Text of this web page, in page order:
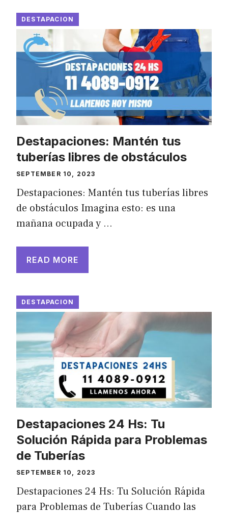
DESTAPACION
Destapaciones: Mantén tus
tuberías libres de obstáculos
SEPTEMBER 10, 2023
Destapaciones: Mantén tus tuberías libres
de obstáculos Imagina esto: es una
mañana ocupada y …
READ MORE
DESTAPACION
Destapaciones 24 Hs: Tu
Solución Rápida para Problemas
de Tuberías
SEPTEMBER 10, 2023
Destapaciones 24 Hs: Tu Solución Rápida
para Problemas de Tuberías Cuando las